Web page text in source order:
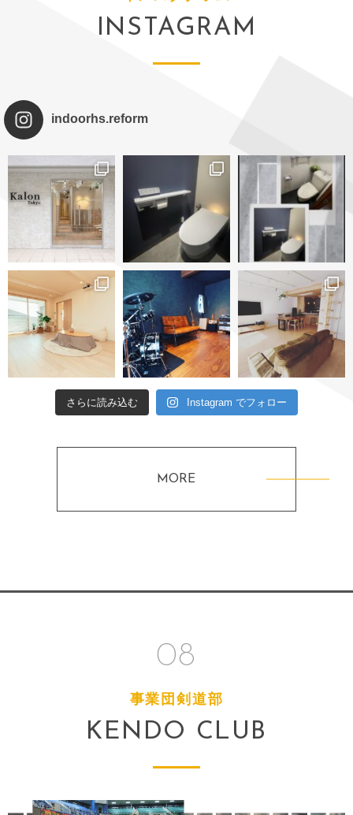
INSTAGRAM
indoorhs.reform
さらに読み込む Instagram でフォロー
MORE
08
事業団剣道部
KENDO CLUB